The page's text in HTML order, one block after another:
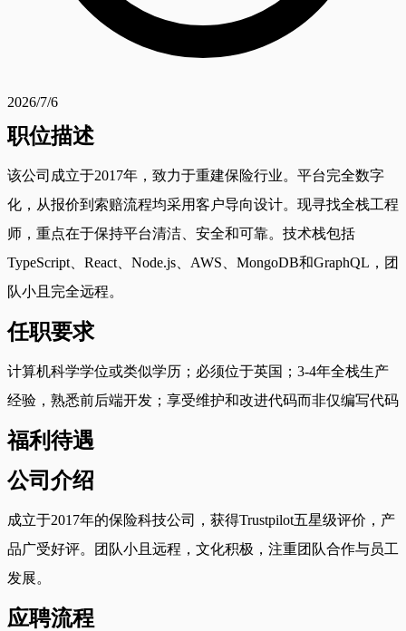
2026/7/6
职位描述
该公司成立于2017年，致力于重建保险行业。平台完全数字
化，从报价到索赔流程均采用客户导向设计。现寻找全栈工程
师，重点在于保持平台清洁、安全和可靠。技术栈包括
TypeScript、React、Node.js、AWS、MongoDB和GraphQL，团
队小且完全远程。
任职要求
计算机科学学位或类似学历；必须位于英国；3-4年全栈生产
经验，熟悉前后端开发；享受维护和改进代码而非仅编写代码
福利待遇
公司介绍
成立于2017年的保险科技公司，获得Trustpilot五星级评价，产
品广受好评。团队小且远程，文化积极，注重团队合作与员工
发展。
应聘流程